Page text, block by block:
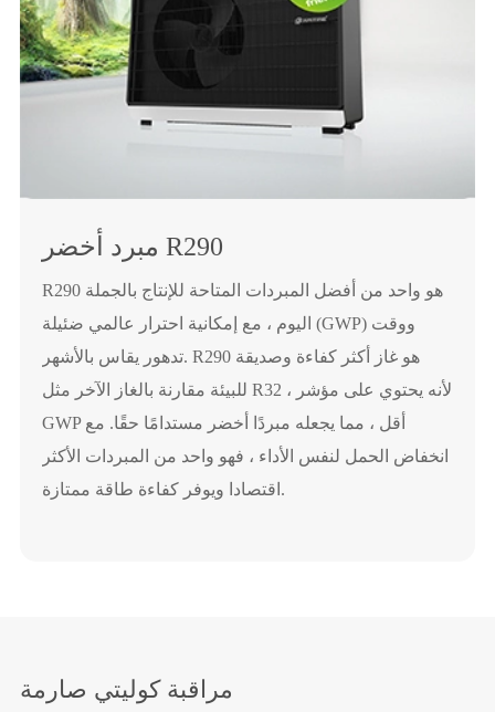
مبرد أخضر R290
R290 هو واحد من أفضل المبردات المتاحة للإنتاج بالجملة
اليوم ، مع إمكانية احترار عالمي ضئيلة (GWP) ووقت
تدهور يقاس بالأشهر. R290 هو غاز أكثر كفاءة وصديقة
للبيئة مقارنة بالغاز الآخر مثل R32 ، لأنه يحتوي على مؤشر
GWP أقل ، مما يجعله مبردًا أخضر مستدامًا حقًا. مع
انخفاض الحمل لنفس الأداء ، فهو واحد من المبردات الأكثر
اقتصادا ويوفر كفاءة طاقة ممتازة.
مراقبة كوليتي صارمة